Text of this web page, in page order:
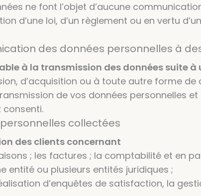
ne font l’objet d’aucune
d’une loi, d’un règlement ou en vertu
des données personnelles à
à la transmission des données suite
d’acquisition ou à toute autre forme de
de vos données personnelles
consenti.
collectées
des clients concernant
; les factures ; la comptabilité et en
entité ou plusieurs entités juridiques ;
d’enquêtes de satisfaction, la